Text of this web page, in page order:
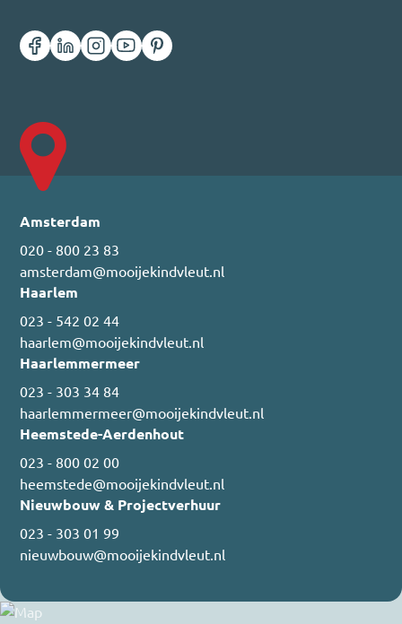
Amsterdam
020 - 800 23 83
amsterdam@mooijekindvleut.nl
Haarlem
023 - 542 02 44
haarlem@mooijekindvleut.nl
Haarlemmermeer
023 - 303 34 84
haarlemmermeer@mooijekindvleut.nl
Heemstede-Aerdenhout
023 - 800 02 00
heemstede@mooijekindvleut.nl
Nieuwbouw & Projectverhuur
023 - 303 01 99
nieuwbouw@mooijekindvleut.nl